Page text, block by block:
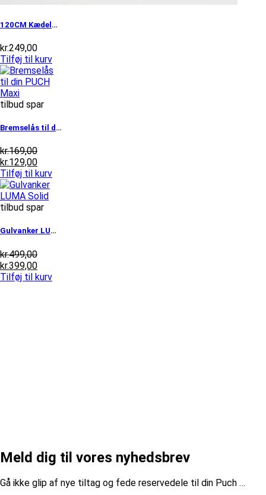
120CM Kædelås fra MKX
kr.249,00
Tilføj til kurv
tilbud spar
Bremselås til din PUCH Maxi
kr.169,00Den
oprindelige
pris
var:
kr.169,00.
kr.129,00Den
aktuelle
pris
er:
kr.129,00.
Tilføj til kurv
tilbud spar
Gulvanker LUMA Solid
kr.499,00Den
oprindelige
pris
kr.399,00Den
aktuelle
Tilføj til kurv
Meld dig til vores nyhedsbrev
​Gå ikke glip af nye tiltag og fede reservedele til din Puch …